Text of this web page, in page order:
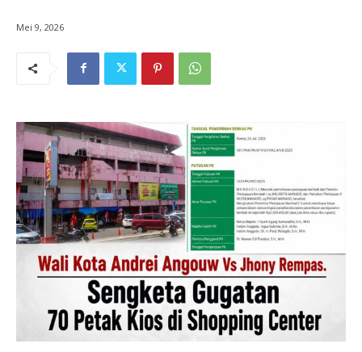
Mei 9, 2026